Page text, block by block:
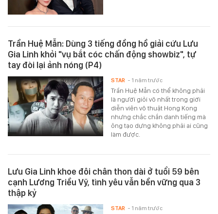
Trần Huệ Mẫn: Dùng 3 tiếng đồng hồ giải cứu Lưu
Gia Linh khỏi "vụ bắt cóc chấn động showbiz", tự
tay đòi lại ảnh nóng (P4)
Trần Huệ Mẫn có thể không phải
là người giỏi võ nhất trong giới
diễn viên võ thuật Hong Kong
nhưng chắc chắn danh tiếng mà
ông tạo dựng không phải ai cũng
làm được.
STAR - 1 năm trước
Lưu Gia Linh khoe đôi chân thon dài ở tuổi 59 bên
cạnh Lương Triều Vỹ, tình yêu vẫn bền vững qua 3
thập kỷ
STAR - 1 năm trước